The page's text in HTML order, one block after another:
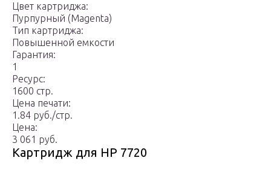
Цвет картриджа:
Пурпурный (Magenta)
Тип картриджа:
Повышенной емкости
Гарантия:
1
Ресурс:
1600 стр.
Цена печати:
1.84 руб./стр.
Цена:
3 061 руб.
Картридж для HP 7720